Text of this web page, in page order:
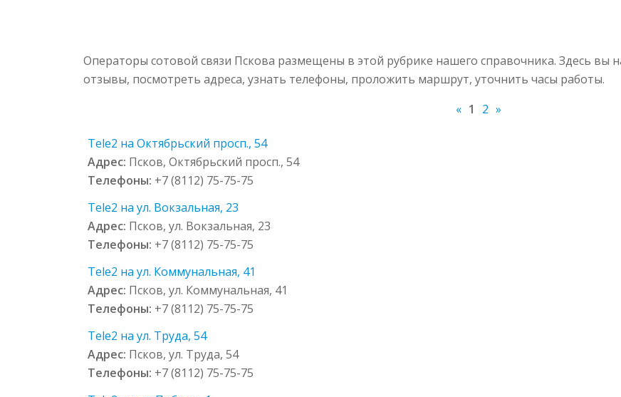
Операторы сотовой связи Пскова размещены в этой рубрике нашего справочника. Здесь вы
отзывы, посмотреть адреса, узнать телефоны, проложить маршрут, уточнить часы работы.
« 1 2 »
Tele2 на Октябрьский просп., 54
Адрес: Псков, Октябрьский просп., 54
Телефоны: +7 (8112) 75-75-75
Tele2 на ул. Вокзальная, 23
Адрес: Псков, ул. Вокзальная, 23
Телефоны: +7 (8112) 75-75-75
Tele2 на ул. Коммунальная, 41
Адрес: Псков, ул. Коммунальная, 41
Телефоны: +7 (8112) 75-75-75
Tele2 на ул. Труда, 54
Адрес: Псков, ул. Труда, 54
Телефоны: +7 (8112) 75-75-75